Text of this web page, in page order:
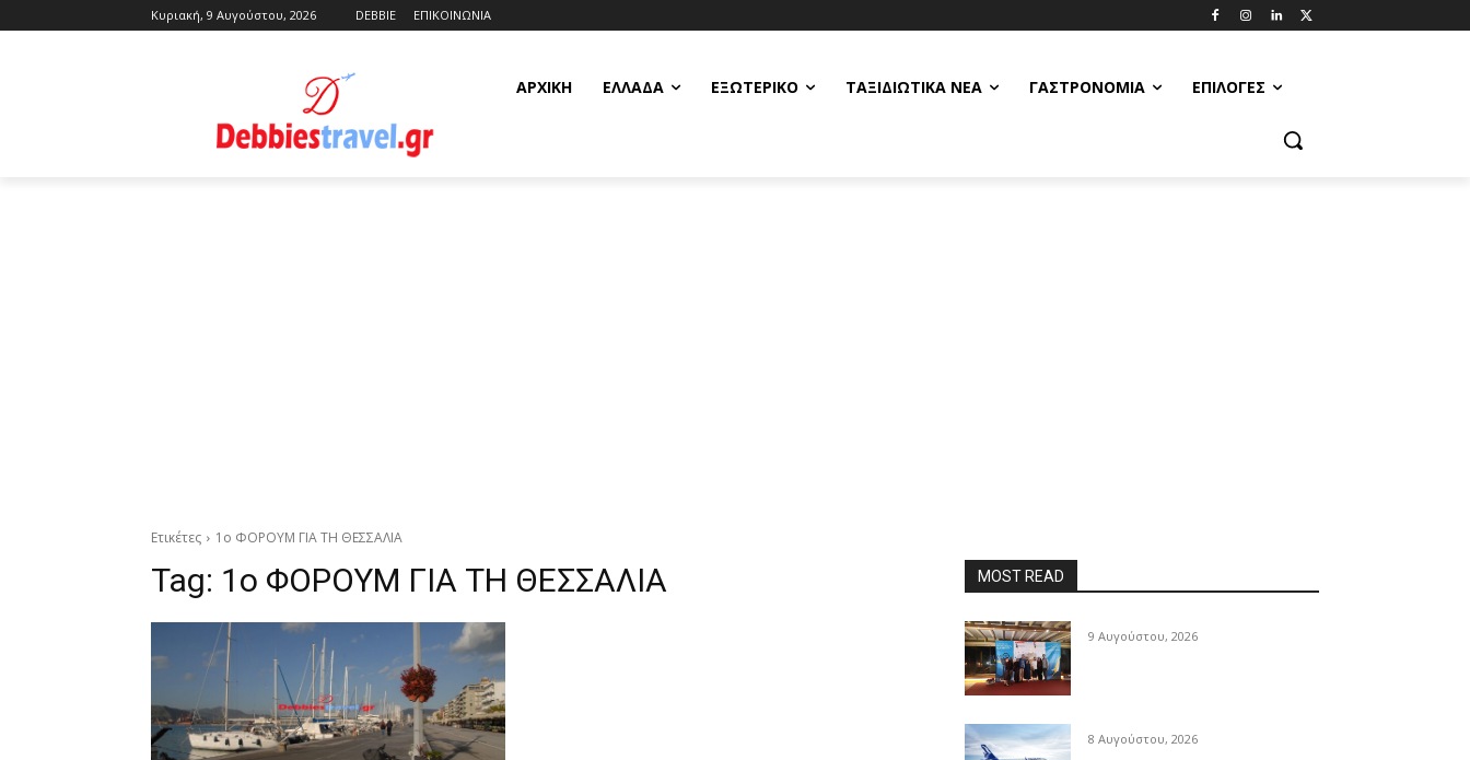
Κυριακή, 9 Αυγούστου, 2026 DEBBIE ΕΠΙΚΟΙΝΩΝΙΑ
ΑΡΧΙΚΗ ΕΛΛΆΔΑ ΕΞΩΤΕΡΙΚΌ ΤΑΞΙΔΙΩΤΙΚΆ ΝΈΑ ΓΑΣΤΡΟΝΟΜΊΑ ΕΠΙΛΟΓΈΣ
Ετικέτες 1ο ΦΟΡΟΥΜ ΓΙΑ ΤΗ ΘΕΣΣΑΛΙΑ
Tag: 1ο ΦΟΡΟΥΜ ΓΙΑ ΤΗ ΘΕΣΣΑΛΙΑ MOST READ
9 Αυγούστου, 2026
8 Αυγούστου, 2026